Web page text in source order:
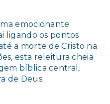
emocionante
ligando os pontos
a morte de Cristo na
esta releitura cheia
bíblica central,
de Deus.